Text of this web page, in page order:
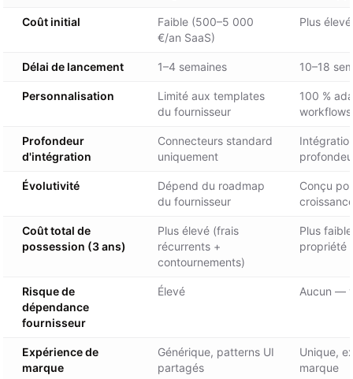
Coût initial
Faible (500–5 000
€/an SaaS)
Plus
Délai de lancement 1–4 semaines 10–18
Personnalisation
Limité aux templates
du fournisseur
100 %
workflows
Profondeur
d'intégration
Connecteurs standard
uniquement
Évolutivité
Dépend du roadmap
du fournisseur
Conçu
Coût total de
possession (3 ans)
Plus élevé (frais
récurrents +
contournements)
Plus
propriété
Risque de
dépendance
fournisseur
Élevé Aucun —
Expérience de
marque
Générique, patterns UI
partagés
Unique,
marque